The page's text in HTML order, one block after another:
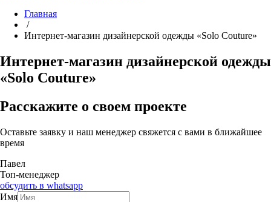
Главная
/
Интернет-магазин дизайнерской одежды «Solo Couture»
Интернет-магазин дизайнерской одежды
«Solo Couture»
Расскажите о своем проекте
Оставьте заявку и наш менеджер свяжется с вами в ближайшее
время
Павел
Топ-менеджер
обсудить в whatsapp
Имя